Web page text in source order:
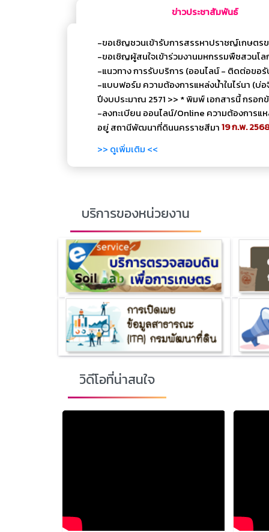
ข่าวประชาสัมพันธ์
-ขอเชิญชวนเข้ารับการสรรหาปราชญ์เกษตร
-ขอเชิญผู้สนใจเข้าร่วมงานมหกรรมพืชสวนโ
-แนวทาง การรับบริการ (ออนไลน์ - ติดต่อขอ
-แบบฟอร์ม ความต้องการแหล่งน้ำในไร่นา (บ่อ
ปีงบประมาณ 2571 >> * พิมพ์ เอกสารนี้ กรอ
-ลงทะเบียน ออนไลน์/Online ความต้องการแ
อยู่ สถานีพัฒนาที่ดินนครราชสีมา19 ก.พ. 2568
>> ดูเพิ่มเติม <<
บริการของหน่วยงาน
วิดีโอที่น่าสนใจ